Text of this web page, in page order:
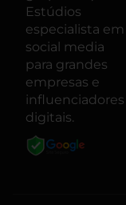
Estúdios
especialista em
social media
para grandes
empresas e
influenciadores
digitais.